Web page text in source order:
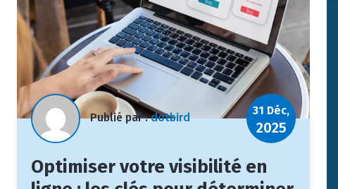
Publié par :dotbird
31 Déc,
2025
Optimiser votre visibilité en